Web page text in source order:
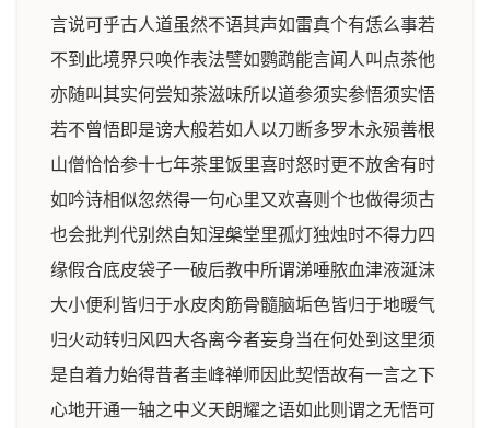
言说可乎古人道虽然不语其声如雷真个有恁么事若
不到此境界只唤作表法譬如鹦鹉能言闻人叫点茶他
亦随叫其实何尝知茶滋味所以道参须实参悟须实悟
若不曾悟即是谤大般若如人以刀断多罗木永殒善根
山僧恰恰参十七年茶里饭里喜时怒时更不放舍有时
如吟诗相似忽然得一句心里又欢喜则个也做得须古
也会批判代别然自知涅槃堂里孤灯独烛时不得力四
缘假合底皮袋子一破后教中所谓涕唾脓血津液涎沫
大小便利皆归于水皮肉筋骨髓脑垢色皆归于地暖气
归火动转归风四大各离今者妄身当在何处到这里须
是自着力始得昔者圭峰禅师因此契悟故有一言之下
心地开通一轴之中义天朗耀之语如此则谓之无悟可